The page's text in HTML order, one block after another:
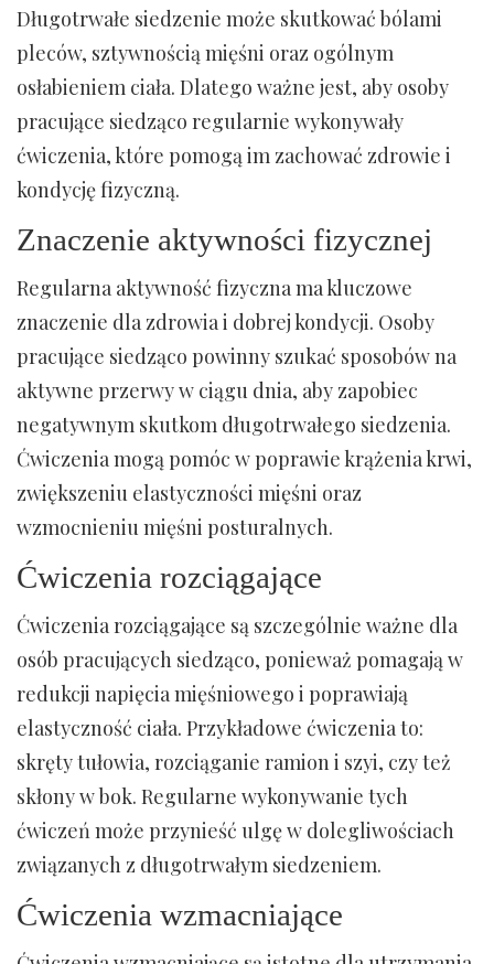
Długotrwałe siedzenie może skutkować bólami
pleców, sztywnością mięśni oraz ogólnym
osłabieniem ciała. Dlatego ważne jest, aby osoby
pracujące siedząco regularnie wykonywały
ćwiczenia, które pomogą im zachować zdrowie i
kondycję fizyczną.
Znaczenie aktywności fizycznej
Regularna aktywność fizyczna ma kluczowe
znaczenie dla zdrowia i dobrej kondycji. Osoby
pracujące siedząco powinny szukać sposobów na
aktywne przerwy w ciągu dnia, aby zapobiec
negatywnym skutkom długotrwałego siedzenia.
Ćwiczenia mogą pomóc w poprawie krążenia krwi,
zwiększeniu elastyczności mięśni oraz
wzmocnieniu mięśni posturalnych.
Ćwiczenia rozciągające
Ćwiczenia rozciągające są szczególnie ważne dla
osób pracujących siedząco, ponieważ pomagają w
redukcji napięcia mięśniowego i poprawiają
elastyczność ciała. Przykładowe ćwiczenia to:
skręty tułowia, rozciąganie ramion i szyi, czy też
skłony w bok. Regularne wykonywanie tych
ćwiczeń może przynieść ulgę w dolegliwościach
związanych z długotrwałym siedzeniem.
Ćwiczenia wzmacniające